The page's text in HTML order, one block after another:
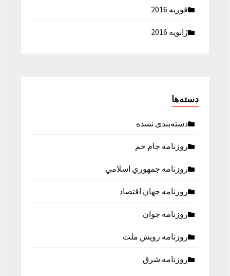
فوریه 2016
ژانویه 2016
دسته‌ها
دسته‌بندی نشده
روزنامه جام جم
روزنامه جمهوري اسلامي
روزنامه جهان اقتصاد
روزنامه جوان
روزنامه رویش ملت
روزنامه شرق